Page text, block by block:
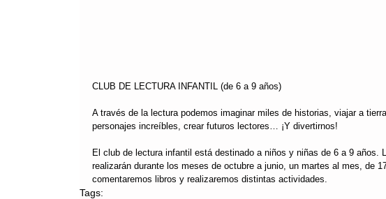
CLUB DE LECTURA INFANTIL (de 6 a 9 años)
A través de la lectura podemos imaginar miles de historias, viajar a
personajes increíbles, crear futuros lectores… ¡Y divertirnos!
El club de lectura infantil está destinado a niños y niñas de 6 a 9 años.
realizarán durante los meses de octubre a junio, un martes al mes, de
comentaremos libros y realizaremos distintas actividades.
Tags: